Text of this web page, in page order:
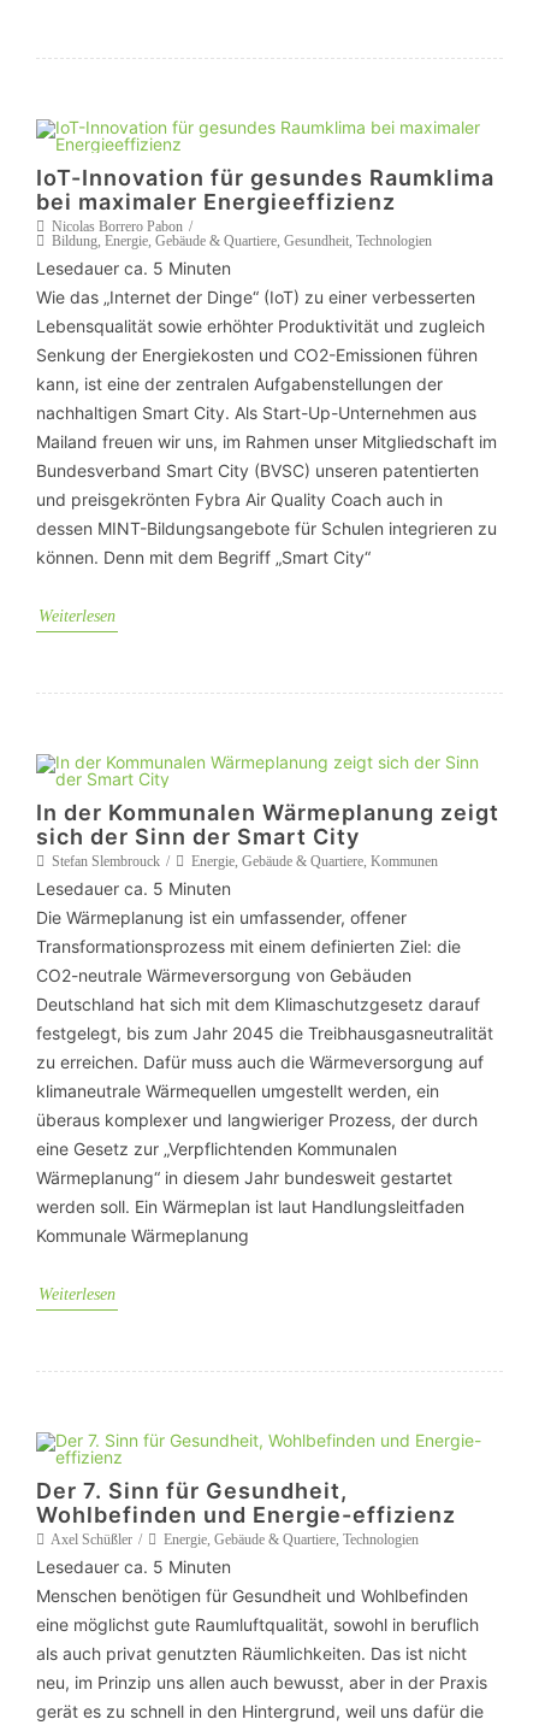
IoT-Innovation für gesundes Raumklima
bei maximaler Energieeffizienz
Nicolas Borrero Pabon
Bildung, Energie, Gebäude & Quartiere, Gesundheit, Technologien
Lesedauer ca. 5 Minuten
Wie das „Internet der Dinge“ (IoT) zu einer verbesserten
Lebensqualität sowie erhöhter Produktivität und zugleich
Senkung der Energiekosten und CO2-Emissionen führen
kann, ist eine der zentralen Aufgabenstellungen der
nachhaltigen Smart City. Als Start-Up-Unternehmen aus
Mailand freuen wir uns, im Rahmen unser Mitgliedschaft im
Bundesverband Smart City (BVSC) unseren patentierten
und preisgekrönten Fybra Air Quality Coach auch in
dessen MINT-Bildungsangebote für Schulen integrieren zu
können. Denn mit dem Begriff „Smart City“
Weiterlesen
In der Kommunalen Wärmeplanung zeigt
sich der Sinn der Smart City
Stefan Slembrouck Energie, Gebäude & Quartiere, Kommunen
Lesedauer ca. 5 Minuten
Die Wärmeplanung ist ein umfassender, offener
Transformationsprozess mit einem definierten Ziel: die
CO2-neutrale Wärmeversorgung von Gebäuden
Deutschland hat sich mit dem Klimaschutzgesetz darauf
festgelegt, bis zum Jahr 2045 die Treibhausgasneutralität
zu erreichen. Dafür muss auch die Wärmeversorgung auf
klimaneutrale Wärmequellen umgestellt werden, ein
überaus komplexer und langwieriger Prozess, der durch
eine Gesetz zur „Verpflichtenden Kommunalen
Wärmeplanung“ in diesem Jahr bundesweit gestartet
werden soll. Ein Wärmeplan ist laut Handlungsleitfaden
Kommunale Wärmeplanung
Weiterlesen
Der 7. Sinn für Gesundheit,
Wohlbefinden und Energie-effizienz
Axel Schüßler Energie, Gebäude & Quartiere, Technologien
Lesedauer ca. 5 Minuten
Menschen benötigen für Gesundheit und Wohlbefinden
eine möglichst gute Raumluftqualität, sowohl in beruflich
als auch privat genutzten Räumlichkeiten. Das ist nicht
neu, im Prinzip uns allen auch bewusst, aber in der Praxis
gerät es zu schnell in den Hintergrund, weil uns dafür die